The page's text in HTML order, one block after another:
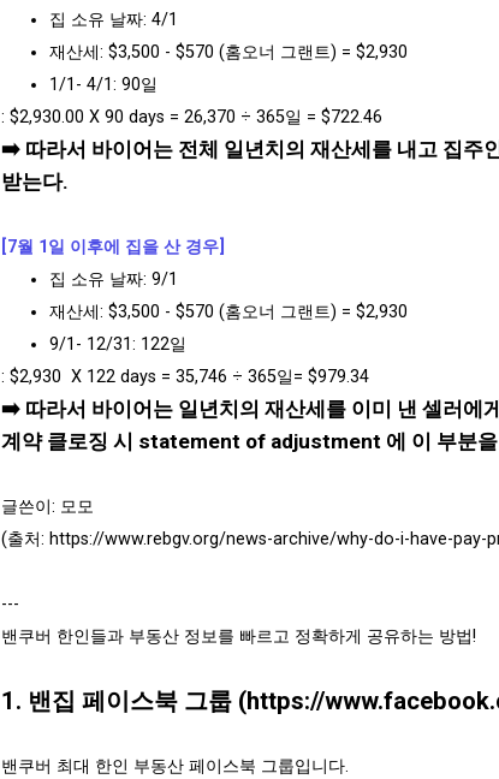
집 소유 날짜: 4/1
재산세: $3,500 - $570 (홈오너 그랜트) = $2,930
1/1- 4/1: 90일
: $2,930.00 X 90 days = 26,370 ÷ 365일 = $722.46
➡️ 따라서 바이어는 전체 일년치의 재산세를 내고 집
받는다.
[7월 1일 이후에 집을 산 경우]
집 소유 날짜: 9/1
재산세: $3,500 - $570 (홈오너 그랜트) = $2,930
9/1- 12/31: 122일
: $2,930 X 122 days = 35,746 ÷ 365일= $979.34
➡️ 따라서 바이어는 일년치의 재산세를 이미 낸 셀러
계약 클로징 시 statement of adjustment 에 이 부분을
글쓴이: 모모
(출처: https://www.rebgv.org/news-archive/why-do-i-have-pay-
---
밴쿠버 한인들과 부동산 정보를 빠르고 정확하게 공유하는 방법!
1. 밴집 페이스북 그룹 (https://
밴쿠버 최대 한인 부동산 페이스북 그룹입니다.